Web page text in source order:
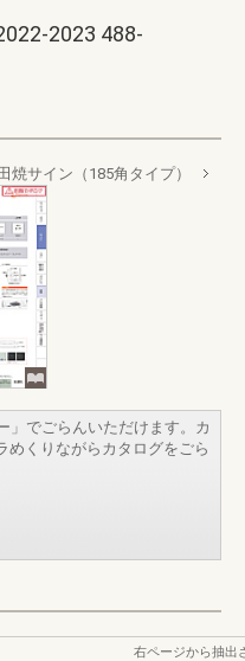
2023 488-
焼サイン（185角タイプ）
」でごらんいただけます。カ
めくりながらカタログをごら
右ページから抽出